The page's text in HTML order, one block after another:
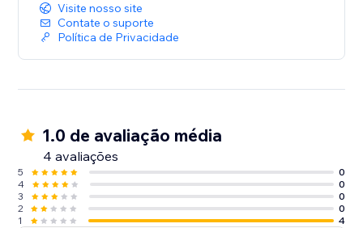
Visite nosso site
Contate o suporte
Política de Privacidade
1.0 de avaliação média
4 avaliações
5
0
4
0
3
0
2
0
1
4